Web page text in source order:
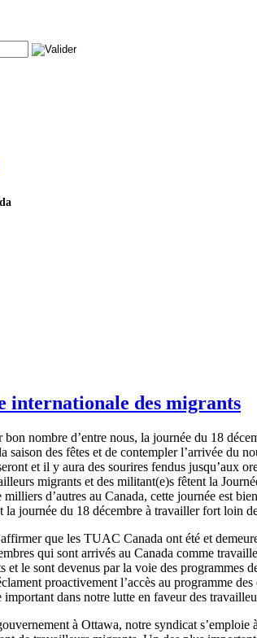
internationale des migrants
nombre d’entre nous, la journée du 18
saison des fêtes et de contempler l’arrivée du
et il y aura des sourires fendus jusqu’aux
migrants et des militant(e)s fêtent la
d’autres au Canada, cette journée est
la journée du 18 décembre à travailler fort
que les TUAC Canada ont été et
qui sont arrivés au Canada comme
et le sont devenus par la voie des
proactivement l’accès au programme
important dans notre lutte en faveur des
à Ottawa, notre syndicat